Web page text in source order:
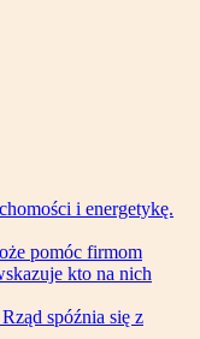
i energetykę.
pomóc firmom
kto na nich
spóźnia się z